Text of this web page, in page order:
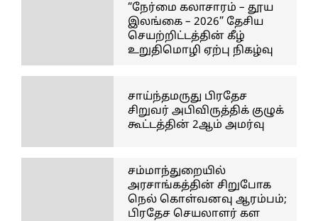
“நேர்மை கலாசாரம் – தூய
இலங்கை – 2026” தேசிய
செயற்றிட்டத்தின் கீழ்
உறுதிமொழி ஏற்பு நிகழ்வு
சாய்ந்தமருது பிரதேச
சிறுவர் அபிவிருத்திக் குழுக்
கூட்டத்தின் 2ஆம் அமர்வு
சம்மாந்துறையில்
அரசாங்கத்தின் சிறுபோக
நெல் கொள்வனவு ஆரம்பம்;
பிரதேச செயலாளர் கள